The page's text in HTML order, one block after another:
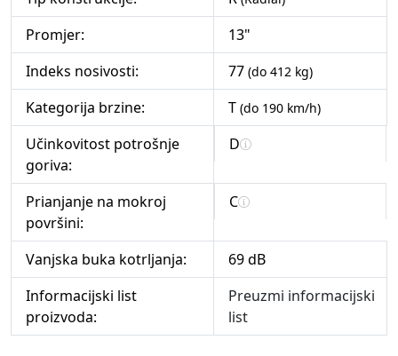
Promjer:
13"
Indeks nosivosti:
77 (do 412 kg)
Kategorija brzine: T (do 190 km/h)
Učinkovitost potrošnje
goriva:
D
Prianjanje na mokroj
površini:
C
Vanjska buka kotrljanja:
69 dB
Informacijski list
proizvoda:
Preuzmi informacijski
list